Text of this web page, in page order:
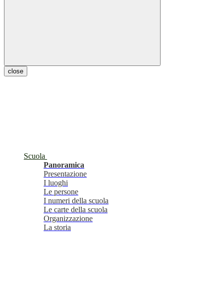
close
Scuola
Panoramica
Presentazione
I luoghi
Le persone
I numeri della scuola
Le carte della scuola
Organizzazione
La storia